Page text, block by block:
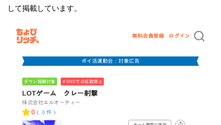
して掲載しています。